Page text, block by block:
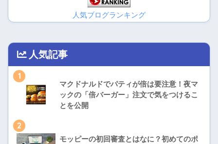
人気ブログランキング
人気記事
1
マクドナルドでパティが倍は要注意！夜マ
ックの「倍バーガー」注文で気をつけるこ
とを公開
2
モッピーの初回審査とはなに？初めてのポ